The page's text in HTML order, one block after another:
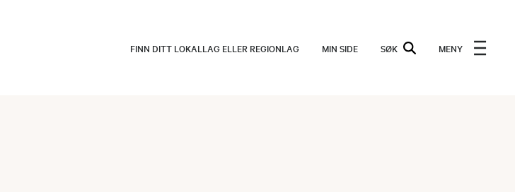
FINN DITT LOKALLAG ELLER REGIONLAG MIN SIDE SØK MENY